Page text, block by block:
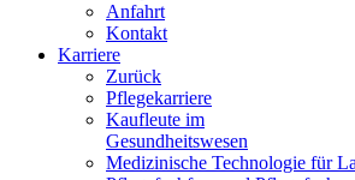
Anfahrt
Kontakt
Karriere
Zurück
Pflegekarriere
Kaufleute im
Gesundheitswesen
Medizinische Technologie für